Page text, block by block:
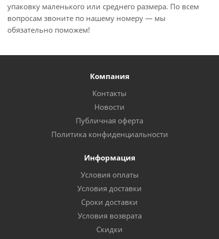
упаковку маленького или среднего размера. По всем
вопросам звоните по нашему номеру — мы
обязательно поможем!
Компания
Контакты
Новости
Публичная оферта
Политика конфиденциальности
Информация
Условия оплаты
Условия доставки
Сроки доставки
Условия возврата
Скидки